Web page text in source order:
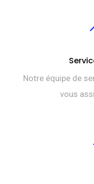
Notre équipe de
vous